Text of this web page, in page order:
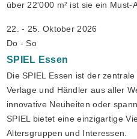
über 22'000 m² ist sie ein Must-
22. - 25. Oktober 2026
Do - So
SPIEL Essen
Die SPIEL Essen ist der
Verlage und Händler aus aller
innovative Neuheiten oder
SPIEL bietet eine einzigartige
Altersgruppen und Interessen.